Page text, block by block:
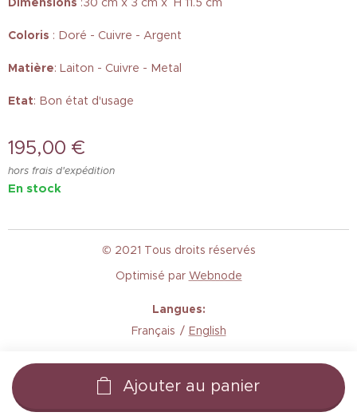
Coloris : Doré - Cuivre - Argent
Matière: Laiton - Cuivre - Metal
Etat: Bon état d'usage
195,00 €
hors frais d'expédition
En stock
Ajouter au panier
© 2021 Tous droits réservés
Optimisé par Webnode
Langues
Français
English